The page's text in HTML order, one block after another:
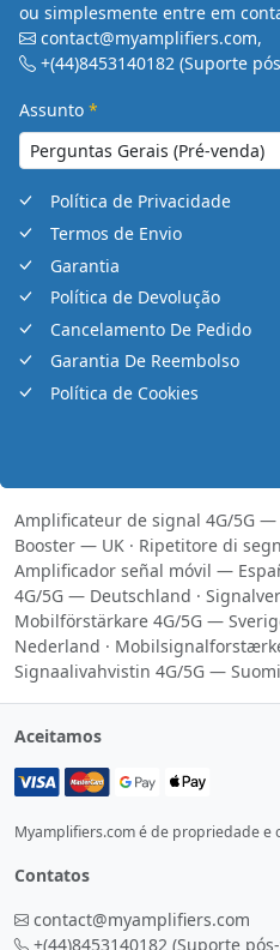
ou simplesmente entre em
contact@myamplifiers.com,
+(44)8453140182 (Suporte
Assunto *
Política de Privacidade
Termos de Envio
Garantia
Política de Devolução
Cancelamento De Pedido
Garantia De Reembolso
Política de Cookies
Amplificateur de signal 4G/5G —
Booster — UK · Ripetitore di
Amplificador señal móvil —
4G/5G — Deutschland ·
Mobilförstärkare 4G/5G —
Nederland ·
Signaalivahvistin 4G/5G — Suomi
Aceitamos
Myamplifiers.com é de propriedade e
Contatos
contact@myamplifiers.com
+(44)8453140182 (Suporte